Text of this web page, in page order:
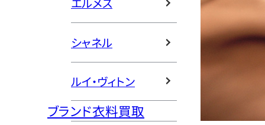
シャネル
ルイ・ヴィトン
ブランド衣料買取